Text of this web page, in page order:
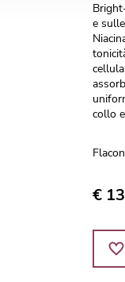
e
collo
€